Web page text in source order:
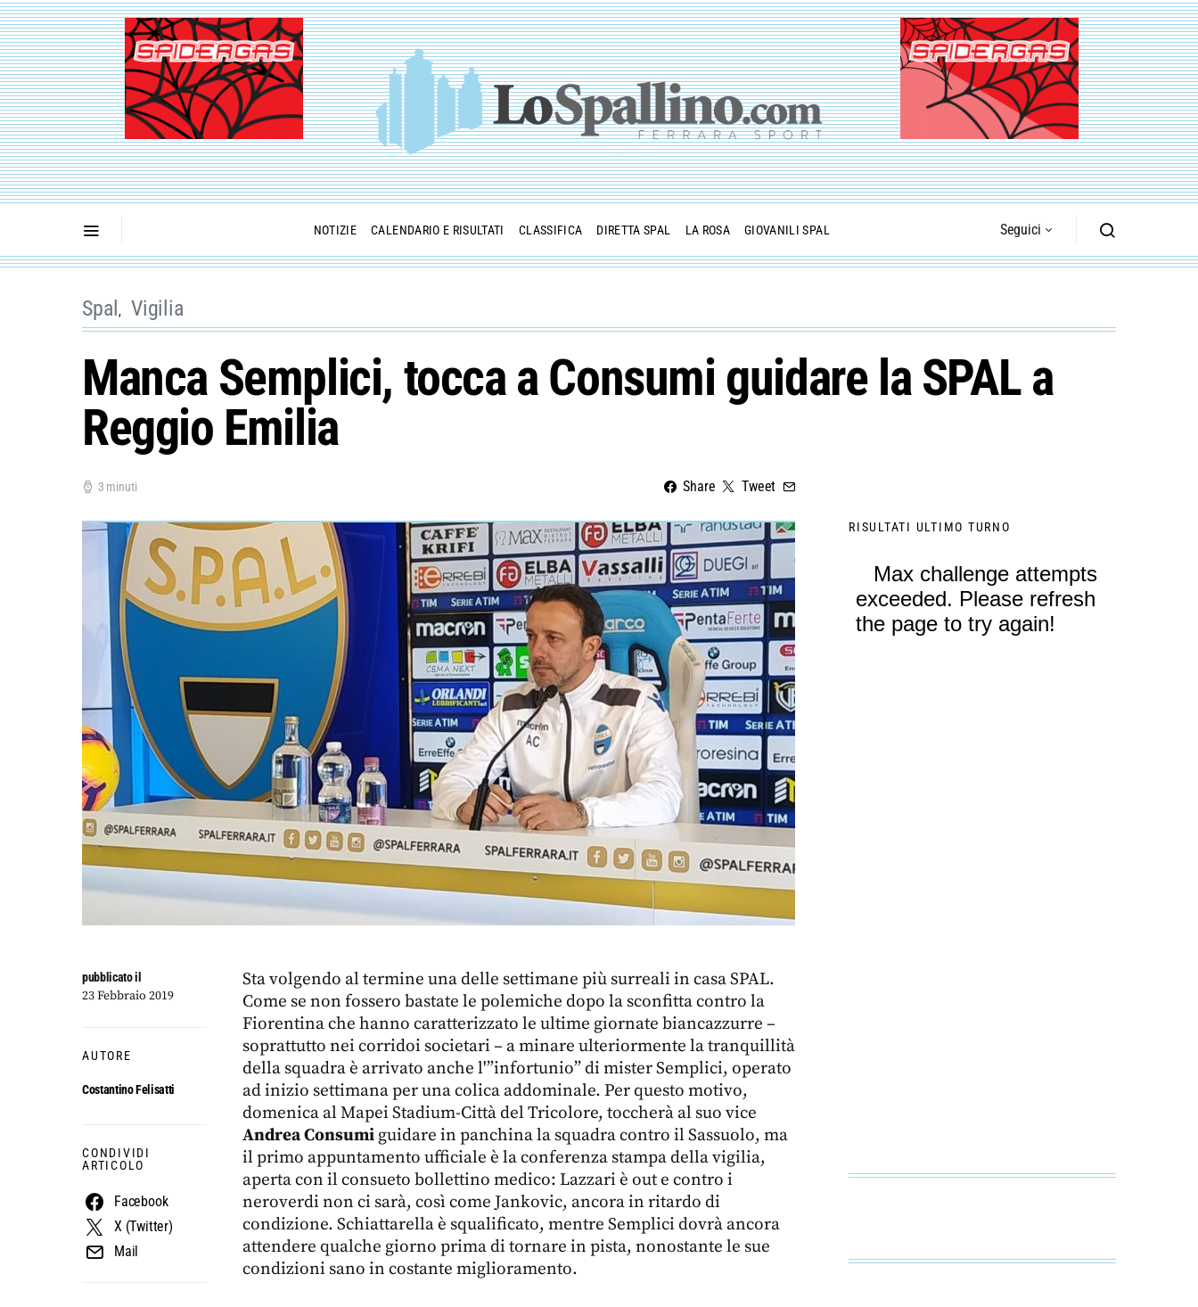
NOTIZIE CALENDARIO E RISULTATI CLASSIFICA DIRETTA SPAL LA ROSA GIOVANILI SPAL Seguici
Spal Vigilia
Manca Semplici, tocca a Consumi guidare la SPAL a
Reggio Emilia
3 minuti Share Tweet
pubblicato il
23 Febbraio 2019
AUTORE
Costantino Felisatti
CONDIVIDI
ARTICOLO
Facebook
X (Twitter)
Mail
Sta volgendo al termine una delle settimane più surreali in casa SPAL.
Come se non fossero bastate le polemiche dopo la sconfitta contro la
Fiorentina che hanno caratterizzato le ultime giornate biancazzurre –
soprattutto nei corridoi societari – a minare ulteriormente la tranquillità
della squadra è arrivato anche l'”infortunio” di mister Semplici, operato
ad inizio settimana per una colica addominale. Per questo motivo,
domenica al Mapei Stadium-Città del Tricolore, toccherà al suo vice
Andrea Consumi guidare in panchina la squadra contro il Sassuolo, ma
il primo appuntamento ufficiale è la conferenza stampa della vigilia,
aperta con il consueto bollettino medico: Lazzari è out e contro i
neroverdi non ci sarà, così come Jankovic, ancora in ritardo di
condizione. Schiattarella è squalificato, mentre Semplici dovrà ancora
attendere qualche giorno prima di tornare in pista, nonostante le sue
condizioni sano in costante miglioramento.
RISULTATI ULTIMO TURNO